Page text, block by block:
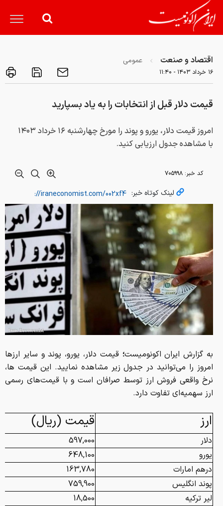
اقتصاد و صنعت عمومی
۱۶ خرداد ۱۴۰۳ - ۱۱:۴۰
قیمت دلار قبل از انتخابات را به یاد بسپارید
امروز قیمت دلار، یورو و پوند را مورخ چهارشنبه ۱۶ خرداد ۱۴۰۳
با مشاهده جدول ارزیابی کنید.
کد خبر: ۷۰۵۹۹۸
لینک کوتاه خبر:
به گزارش ایران اکونومیست؛قیمت دلار، یورو، پوند و سایر ارز‌ها
امروز را می‌توانید در جدول زیر مشاهده نمایید. این قیمت ها،
نرخ واقعی فروش ارز توسط صرافان است و با قیمت‌های رسمی
ارز سهمیه‌ای تفاوت دارد.
ارز قیمت (ریال)
دلار
597,000
یورو
648,100
درهم امارات
163,780
پوند انگلیس
759,900
لیر ترکیه
18,500